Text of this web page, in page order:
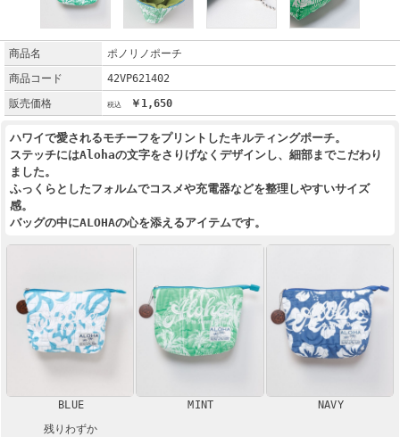
商品名
ポノリノポーチ
商品コード
42VP621402
販売価格
￥1,650
ハワイで愛されるモチーフをプリントしたキルティングポーチ。
ステッチにはAlohaの文字をさりげなくデザインし、細部までこだわり
ました。
ふっくらとしたフォルムでコスメや充電器などを整理しやすいサイズ
感。
バッグの中にALOHAの心を添えるアイテムです。
BLUE
残りわずか
MINT NAVY